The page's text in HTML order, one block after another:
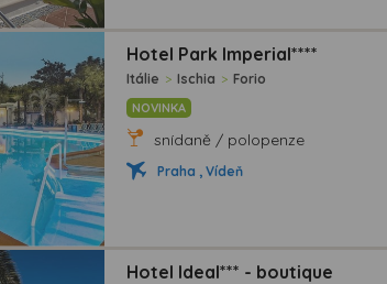
Hotel Park Imperial****
Itálie > Ischia > Forio
NOVINKA
snídaně / polopenze
Praha , Vídeň
Hotel Ideal*** - boutique